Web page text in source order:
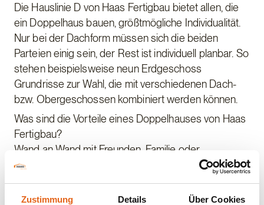
Zustimmung Details Über Cookies
Die Hauslinie D von Haas Fertigbau bietet allen, die
ein Doppelhaus bauen, größtmögliche Individualität.
Nur bei der Dachform müssen sich die beiden
Parteien einig sein, der Rest ist individuell planbar. So
stehen beispielsweise neun Erdgeschoss
Grundrisse zur Wahl, die mit verschiedenen Dach-
bzw. Obergeschossen kombiniert werden können.
Was sind die Vorteile eines Doppelhauses von Haas
Fertigbau?
Wand an Wand mit Freunden, Familie oder
Bekannten – das bietet schon beim Hausbau einen
durch zwei Parteien geteilt und sind dadurch